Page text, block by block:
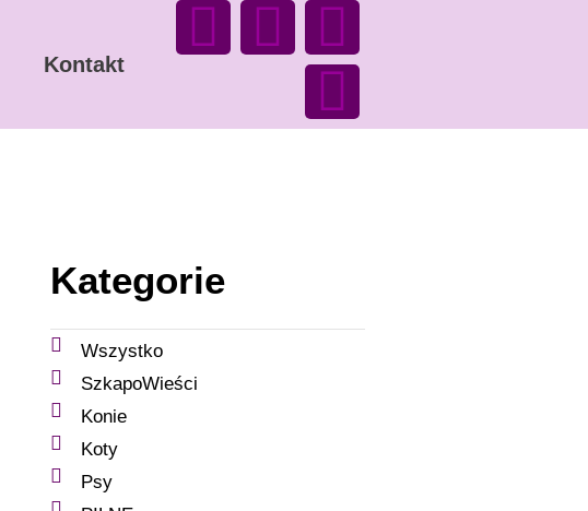
Kontakt
Kategorie
Wszystko
SzkapoWieści
Konie
Koty
Psy